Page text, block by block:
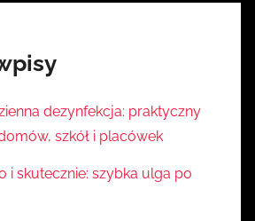
dezynfekcja: praktyczny
szkół i placówek
i skutecznie: szybka ulga po